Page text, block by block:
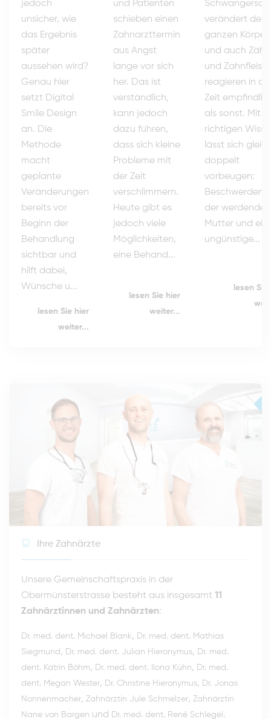
jedoch
unsicher, wie
das Ergebnis
später
aussehen wird?
Genau hier
setzt Digital
Smile Design
an. Die
Methode
macht
geplante
Veränderungen
bereits vor
Beginn der
Behandlung
sichtbar und
hilft dabei,
Wünsche u...
lesen Sie hier
weiter...
und Patienten
schieben einen
Zahnarzttermin
aus Angst
lange vor sich
her. Das ist
verständlich,
kann jedoch
dazu führen,
dass sich kleine
Probleme mit
der Zeit
verschlimmern.
Heute gibt es
jedoch viele
Möglichkeiten,
eine Behand...
lesen Sie hier
weiter...
verändert den
ganzen Körper
und auch
und
reagieren in
Zeit
als sonst. Mit
richtigen
lässt sich
doppelt
vorbeugen:
Beschwerden
der werdenden
Mutter und ein
ungünstige...
lesen Sie
Ihre Zahnärzte
Unsere Gemeinschaftspraxis in der
Obermünsterstrasse besteht aus insgesamt 11
Zahnärztinnen und Zahnärzten:
Dr. med. dent. Michael Blank, Dr. med. dent. Mathias
Siegmund , Dr. med. dent. Julian Hieronymus, Dr. med.
dent. Katrin Böhm, Dr. med. dent. Ilona Kühn, Dr. med.
dent. Megan Wester, Dr. Christine Hieronymus, Dr. Jonas
Nonnenmacher, Zahnärztin Jule Schmelzer, Zahnärztin
Nane von Bargen und Dr. med. dent. René Schlegel .